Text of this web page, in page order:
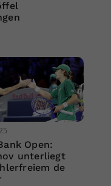
Open:
unterliegt
de